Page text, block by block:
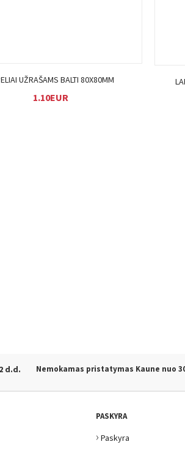
UŽRAŠAMS BALTI 80X80MM
1.10EUR
d.d. Nemokamas pristatymas Kaune nuo
PASKYRA
› Paskyra